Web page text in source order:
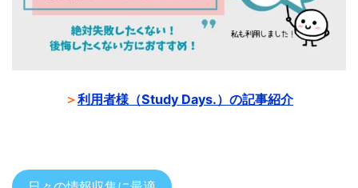
＞利用者様（Study Days.）の記事紹介